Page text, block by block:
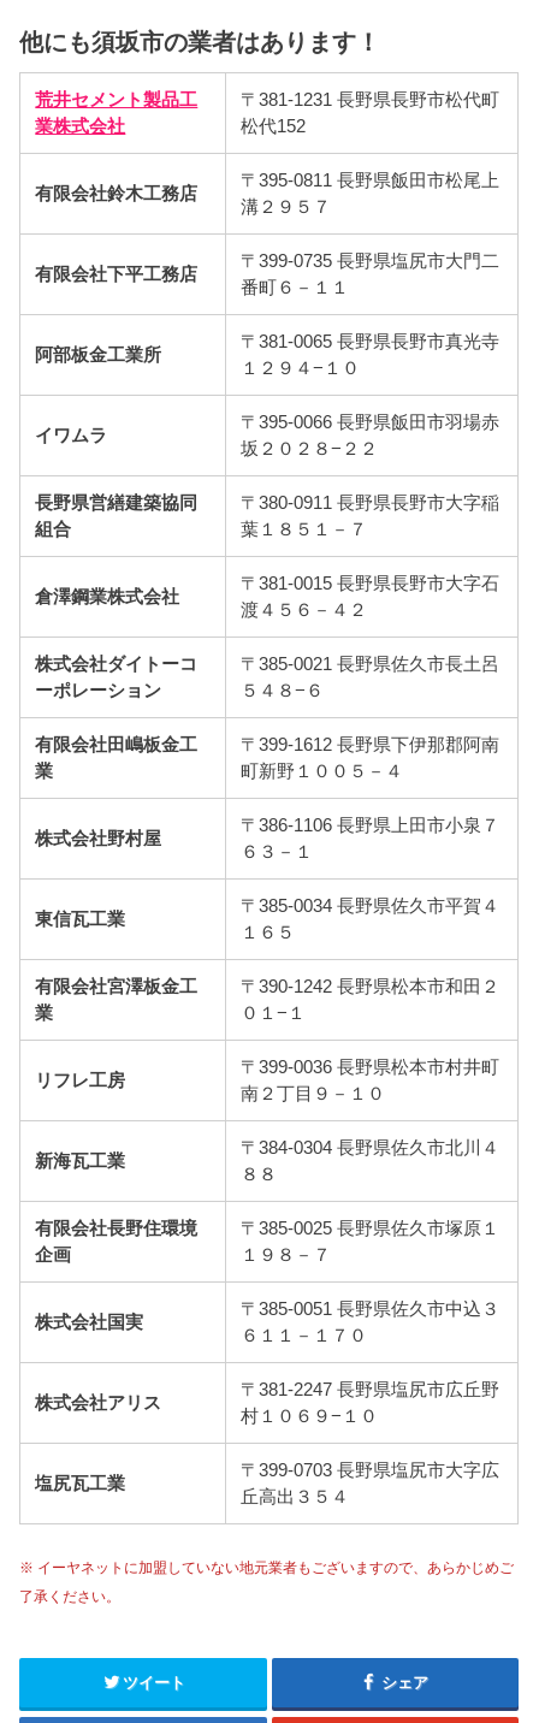
他にも須坂市の業者はあります！
荒井セメント製品工
業株式会社
〒381-1231 長野県長野市松代町
松代152
有限会社鈴木工務店
〒395-0811 長野県飯田市松尾上
溝２９５７
有限会社下平工務店
〒399-0735 長野県塩尻市大門二
番町６－１１
阿部板金工業所
〒381-0065 長野県長野市真光寺
１２９４−１０
イワムラ
〒395-0066 長野県飯田市羽場赤
坂２０２８−２２
長野県営繕建築協同
組合
〒380-0911 長野県長野市大字稲
葉１８５１－７
倉澤鋼業株式会社
〒381-0015 長野県長野市大字石
渡４５６－４２
株式会社ダイトーコ
ーポレーション
〒385-0021 長野県佐久市長土呂
５４８−６
有限会社田嶋板金工
業
〒399-1612 長野県下伊那郡阿南
町新野１００５－４
株式会社野村屋
〒386-1106 長野県上田市小泉７
６３－１
東信瓦工業
〒385-0034 長野県佐久市平賀４
１６５
有限会社宮澤板金工
業
〒390-1242 長野県松本市和田２
０１−１
リフレ工房
〒399-0036 長野県松本市村井町
南２丁目９－１０
新海瓦工業
〒384-0304 長野県佐久市北川４
８８
有限会社長野住環境
企画
〒385-0025 長野県佐久市塚原１
１９８－７
株式会社国実
〒385-0051 長野県佐久市中込３
６１１－１７０
株式会社アリス
〒381-2247 長野県塩尻市広丘野
村１０６９−１０
塩尻瓦工業
〒399-0703 長野県塩尻市大字広
丘高出３５４
※ イーヤネットに加盟していない地元業者もございますので、あらかじめご
了承ください。
ツイート シェア